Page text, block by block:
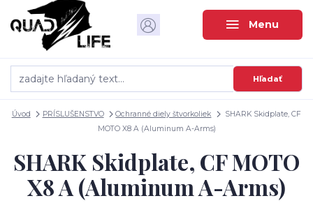
Menu
Hľadať
Úvod PRÍSLUŠENSTVO Ochranné diely štvorkoliek
SHARK Skidplate, CF
MOTO X8 A (Aluminum A-Arms)
SHARK Skidplate, CF MOTO
X8 A (Aluminum A-Arms)